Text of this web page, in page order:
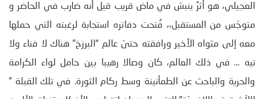
العجيلي، هو أثرٌ ينبش في ماض قريب قيل أنه ضارب في الحاضر و
متوجّس من المستقبل،، فُتحت دفاتره استجابة لرغبته التي حملها
معه إلى مثواه الأخير ورافقته حتىّ عالم “البرزخ” هناك لا فناء ولا
تيه … في ذلك العالم، كان وصالا رهيبا بين حامل لواء الكرامة
والحرية والباحث عن الطمأنينة وسط ركام الثورة. في تلك القبلة ”